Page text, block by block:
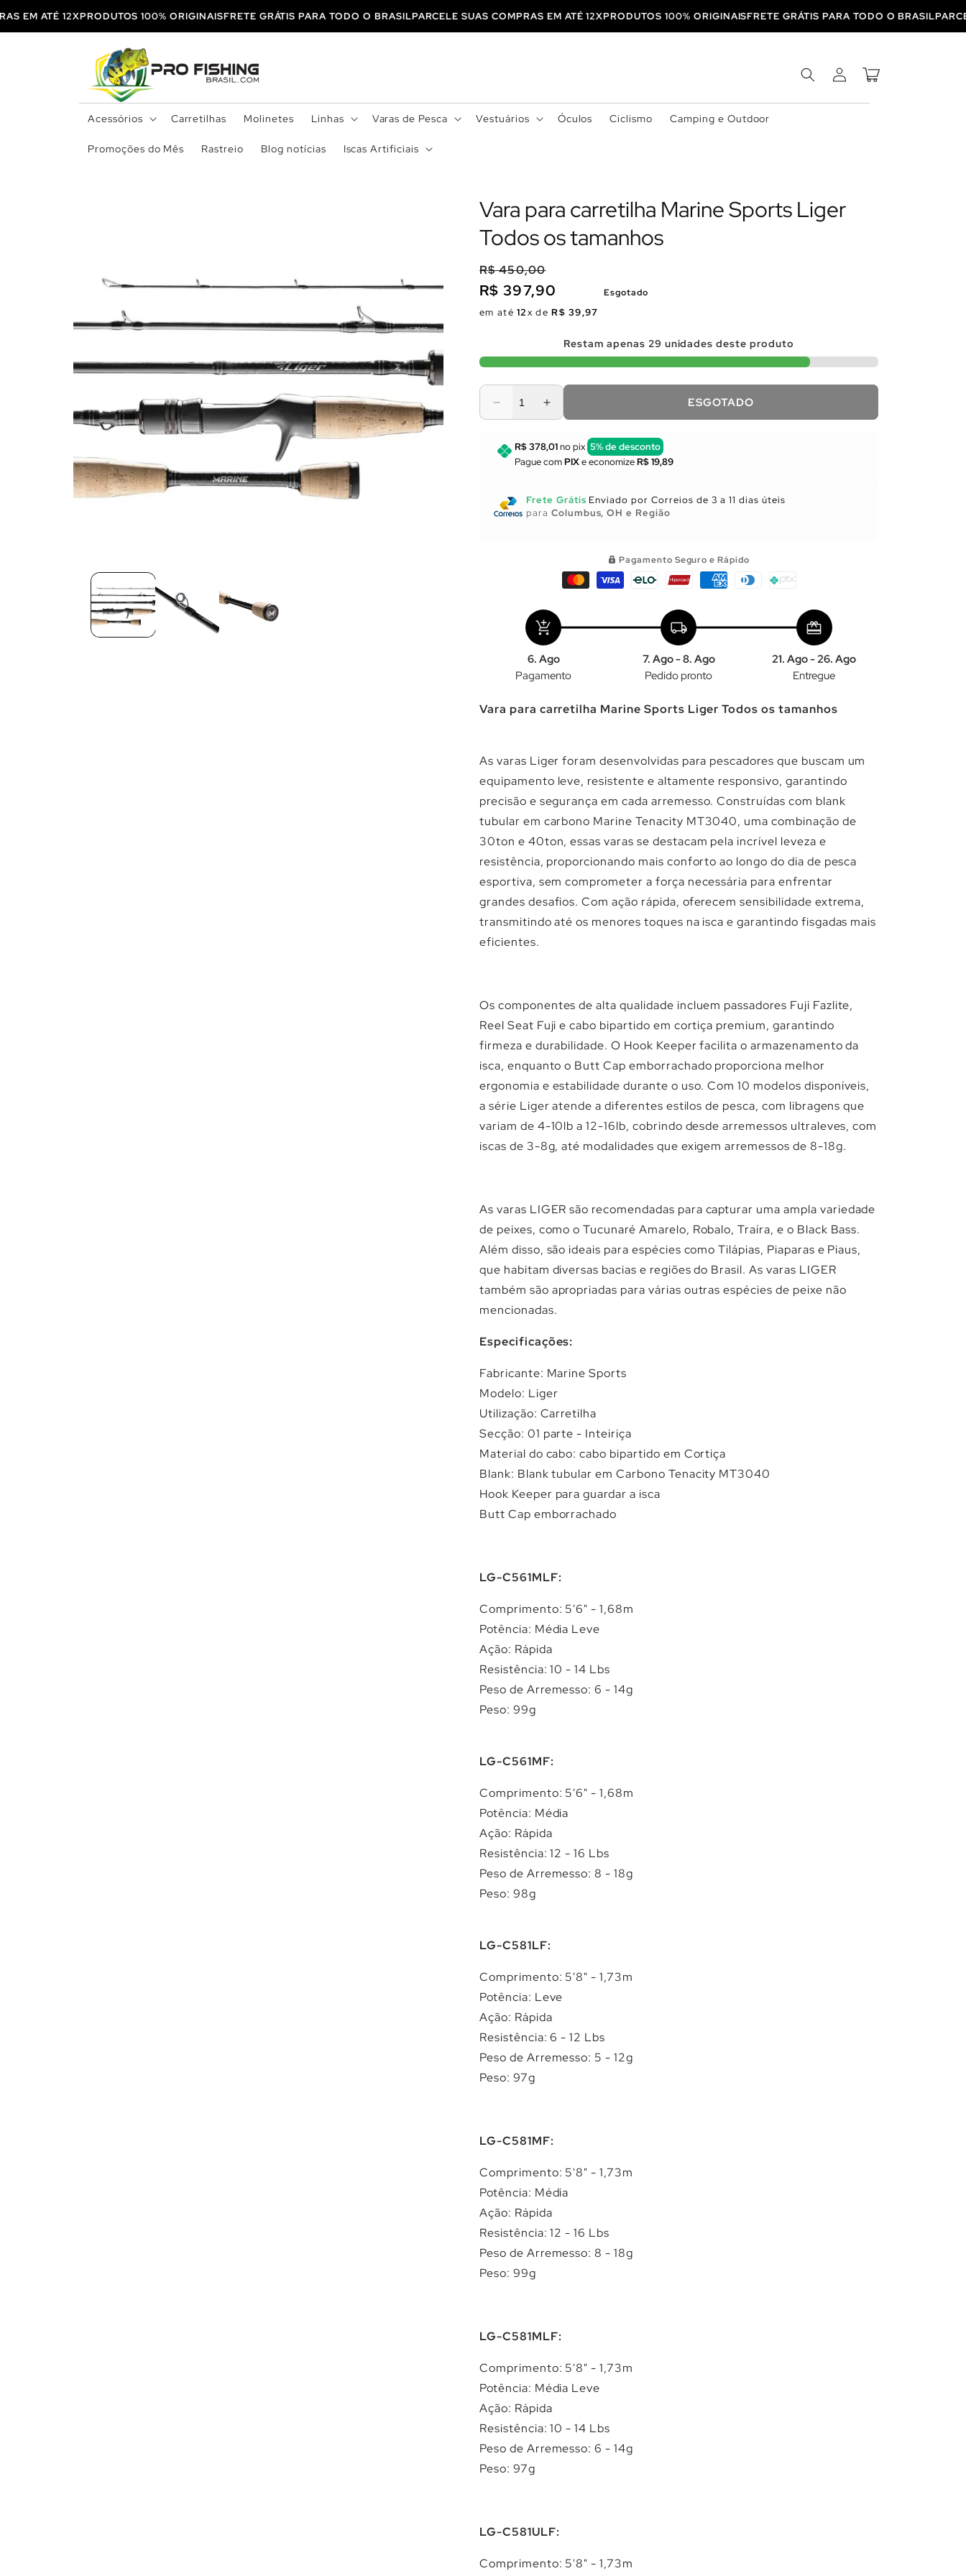
para o
conteúdo
EM ATÉ 12XPRODUTOS 100% ORIGINAISFRETE GRÁTIS PARA TODO O BRASILPARCELE SUAS COMPRAS EM ATÉ 12XPRODUTOS 100% ORIGINAISFRETE GRÁTIS PARA TODO O BRASIL
Acessórios Carretilhas Molinetes Linhas Varas de Pesca Vestuários Óculos Ciclismo Camping e Outdoor
Promoções do Mês Rastreio Blog notícias Iscas Artificiais
Fazer
login
Carrinho
Vara para carretilha Marine Sports Liger
Todos os tamanhos
Preço
normal
R$ 397,90
Preço
promocional
R$ 450,00
em até12x deR$ 39,97
Esgotado
Restam apenas 29 unidades deste produto
Diminuir
a
de
Utensílios
Cozinha
Aumentar
a
quantidade
de
Utensílios
Cozinha
ESGOTADO
R$ 378,01no pix 5% de desconto
Pague comPIXe economizeR$ 19,89
Frete Grátis Enviado por Correios de 3 a 11 dias úteis
para Columbus, OH e Região
Pagamento Seguro e Rápido
add_shopping_cart
6. Ago
Pagamento
local_shipping
7. Ago - 8. Ago
Pedido pronto
redeem
21. Ago - 26. Ago
Entregue
Vara para carretilha Marine Sports Liger Todos os tamanhos
As varas Liger foram desenvolvidas para pescadores que buscam um
equipamento leve, resistente e altamente responsivo, garantindo
precisão e segurança em cada arremesso. Construídas com blank
tubular em carbono Marine Tenacity MT3040, uma combinação de
30ton e 40ton, essas varas se destacam pela incrível leveza e
resistência, proporcionando mais conforto ao longo do dia de pesca
esportiva, sem comprometer a força necessária para enfrentar
grandes desafios. Com ação rápida, oferecem sensibilidade extrema,
transmitindo até os menores toques na isca e garantindo fisgadas mais
eficientes.
Os componentes de alta qualidade incluem passadores Fuji Fazlite,
Reel Seat Fuji e cabo bipartido em cortiça premium, garantindo
firmeza e durabilidade. O Hook Keeper facilita o armazenamento da
isca, enquanto o Butt Cap emborrachado proporciona melhor
ergonomia e estabilidade durante o uso. Com 10 modelos disponíveis,
a série Liger atende a diferentes estilos de pesca, com libragens que
variam de 4-10lb a 12-16lb, cobrindo desde arremessos ultraleves, com
iscas de 3-8g, até modalidades que exigem arremessos de 8-18g.
As varas LIGER são recomendadas para capturar uma ampla variedade
de peixes, como o Tucunaré Amarelo, Robalo, Traíra, e o Black Bass.
Além disso, são ideais para espécies como Tilápias, Piaparas e Piaus,
que habitam diversas bacias e regiões do Brasil. As varas LIGER
também são apropriadas para várias outras espécies de peixe não
mencionadas.
Especificações:
Fabricante: Marine Sports
Modelo: Liger
Utilização: Carretilha
Secção: 01 parte - Inteiriça
Material do cabo: cabo bipartido em Cortiça
Blank: Blank tubular em Carbono Tenacity MT3040
Hook Keeper para guardar a isca
Butt Cap emborrachado
LG-C561MLF:
Comprimento: 5'6" - 1,68m
Potência: Média Leve
Ação: Rápida
Resistência: 10 - 14 Lbs
Peso de Arremesso: 6 - 14g
Peso: 99g
LG-C561MF:
Comprimento: 5'6" - 1,68m
Potência: Média
Ação: Rápida
Resistência: 12 - 16 Lbs
Peso de Arremesso: 8 - 18g
Peso: 98g
LG-C581LF:
Comprimento: 5'8" - 1,73m
Potência: Leve
Ação: Rápida
Resistência: 6 - 12 Lbs
Peso de Arremesso: 5 - 12g
Peso: 97g
LG-C581MF:
Comprimento: 5'8" - 1,73m
Potência: Média
Ação: Rápida
Resistência: 12 - 16 Lbs
Peso de Arremesso: 8 - 18g
Peso: 99g
LG-C581MLF:
Comprimento: 5'8" - 1,73m
Potência: Média Leve
Ação: Rápida
Resistência: 10 - 14 Lbs
Peso de Arremesso: 6 - 14g
Peso: 97g
LG-C581ULF:
Comprimento: 5'8" - 1,73m